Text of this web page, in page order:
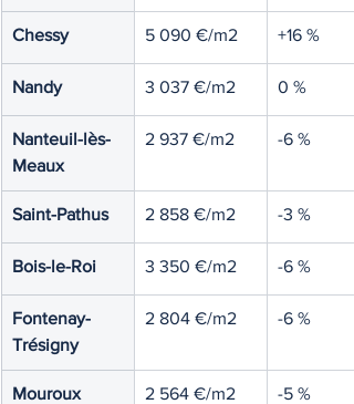
Chessy 5 090 €/m2 +16 %
Nandy 3 037 €/m2 0 %
Nanteuil-lès-
Meaux
2 937 €/m2 -6 %
Saint-Pathus 2 858 €/m2 -3 %
Bois-le-Roi 3 350 €/m2 -6 %
Fontenay-
Trésigny
2 804 €/m2 -6 %
Mouroux 2 564 €/m2 -5 %